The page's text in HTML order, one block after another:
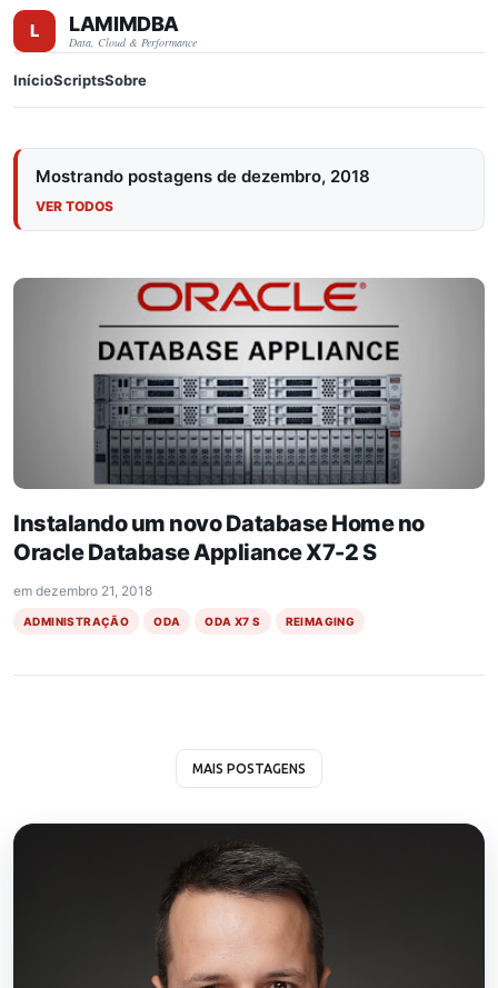
Pular para o conteúdo principal
LAMIMDBA
Data, Cloud & Performance
InícioScriptsSobre
Mostrando postagens de dezembro, 2018
VER TODOS
Instalando um novo Database Home no
Oracle Database Appliance X7-2 S
em dezembro 21, 2018
ADMINISTRAÇÃO ODA ODA X7 S REIMAGING
MAIS POSTAGENS